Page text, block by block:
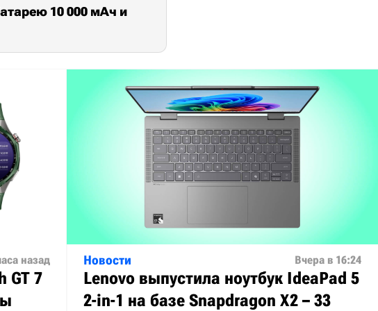
10 000 мАч и
назад
GT 7
Новости Вчера в 16:24
Lenovo выпустила ноутбук IdeaPad 5
2-in-1 на базе Snapdragon X2 – 33